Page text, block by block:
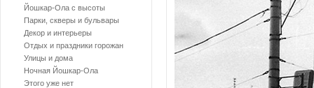
Йошкар-Ола с высоты
Парки, скверы и бульвары
Декор и интерьеры
Отдых и праздники горожан
Улицы и дома
Ночная Йошкар-Ола
Этого уже нет